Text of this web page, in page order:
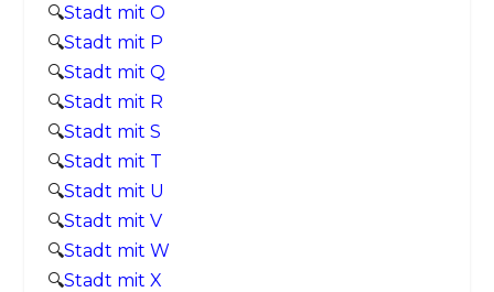
🔍Stadt mit O
🔍Stadt mit P
🔍Stadt mit Q
🔍Stadt mit R
🔍Stadt mit S
🔍Stadt mit T
🔍Stadt mit U
🔍Stadt mit V
🔍Stadt mit W
🔍Stadt mit X